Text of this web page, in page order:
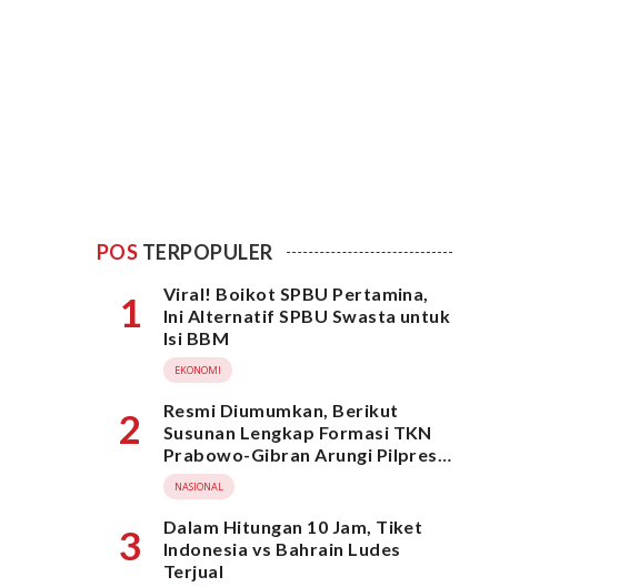
POS TERPOPULER
1
Viral! Boikot SPBU Pertamina,
Ini Alternatif SPBU Swasta untuk
Isi BBM
EKONOMI
2
Resmi Diumumkan, Berikut
Susunan Lengkap Formasi TKN
Prabowo-Gibran Arungi Pilpres
2024, Ada Ridwan Kamil hingga
Suami Yenny Wahid
NASIONAL
3
Dalam Hitungan 10 Jam, Tiket
Indonesia vs Bahrain Ludes
Terjual